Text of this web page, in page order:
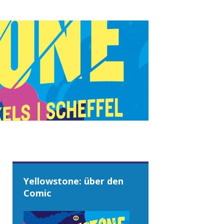
Yellowstone: über den
Comic